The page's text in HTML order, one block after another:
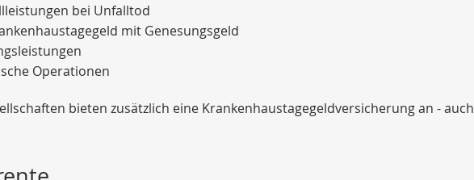
bei Unfalltod
mit Genesungsgeld
Operationen
bieten zusätzlich eine Krankenhaustagegeldversicherung an - auch